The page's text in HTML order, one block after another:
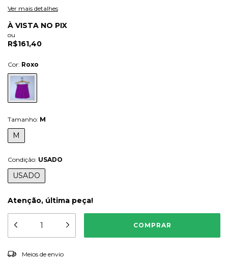
Ver mais detalhes
À VISTA NO PIX
ou
R$161,40
Cor: Roxo
Tamanho: M
M
Condição: USADO
USADO
Atenção, última peça!
Entregas para o CEP:
Meios de envio